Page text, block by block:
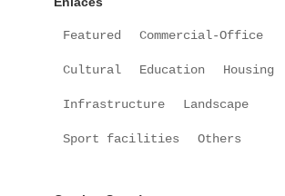
Featured Commercial-Office
Cultural Education Housing
Infrastructure Landscape
Sport facilities Others